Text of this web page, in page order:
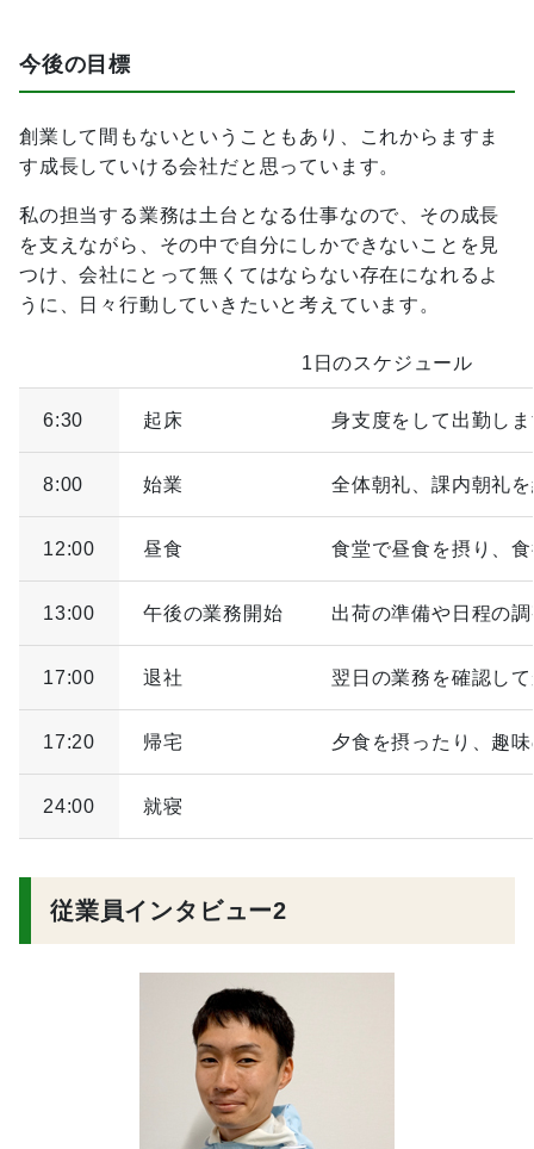
今後の目標
創業して間もないということもあり、これからますま
す成長していける会社だと思っています。
私の担当する業務は土台となる仕事なので、その成長
を支えながら、その中で自分にしかできないことを見
つけ、会社にとって無くてはならない存在になれるよ
うに、日々行動していきたいと考えています。
1日のスケジュール
6:30 起床 身支度をして出勤し
8:00 始業 全体朝礼、課内朝礼
12:00 昼食 食堂で昼食を摂り、
13:00 午後の業務開始 出荷の準備や日程の
17:00 退社 翌日の業務を確認し
17:20 帰宅 夕食を摂ったり、趣
24:00 就寝
従業員インタビュー2